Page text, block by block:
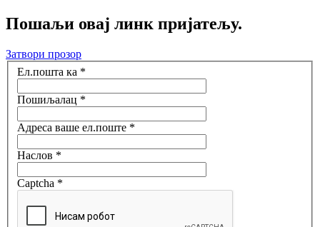
Пошаљи овај линк пријатељу.
Затвори прозор
Ел.пошта ка *
Пошиљалац *
Адреса ваше ел.поште *
Наслов *
Captcha *